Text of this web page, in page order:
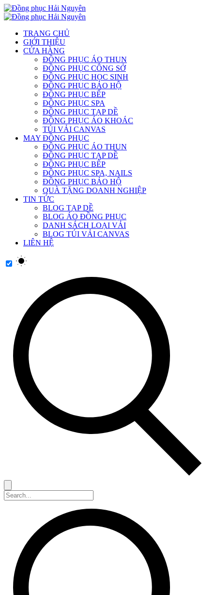
TRANG CHỦ
GIỚI THIỆU
CỬA HÀNG
ĐỒNG PHỤC ÁO THUN
ĐỒNG PHỤC CÔNG SỞ
ĐỒNG PHỤC HỌC SINH
ĐỒNG PHỤC BẢO HỘ
ĐỒNG PHỤC BẾP
ĐỒNG PHỤC SPA
ĐỒNG PHỤC TẠP DỀ
ĐỒNG PHỤC ÁO KHOÁC
TÚI VẢI CANVAS
MAY ĐỒNG PHỤC
ĐỒNG PHỤC ÁO THUN
ĐỒNG PHỤC TẠP DỀ
ĐỒNG PHỤC BẾP
ĐỒNG PHỤC SPA, NAILS
ĐỒNG PHỤC BẢO HỘ
QUÀ TẶNG DOANH NGHIỆP
TIN TỨC
BLOG TẠP DỀ
BLOG ÁO ĐỒNG PHỤC
DANH SÁCH LOẠI VẢI
BLOG TÚI VẢI CANVAS
LIÊN HỆ